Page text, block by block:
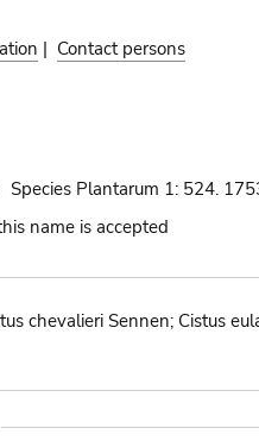
| Contact persons
Species Plantarum 1: 524.
name is accepted
chevalieri Sennen; Cistus